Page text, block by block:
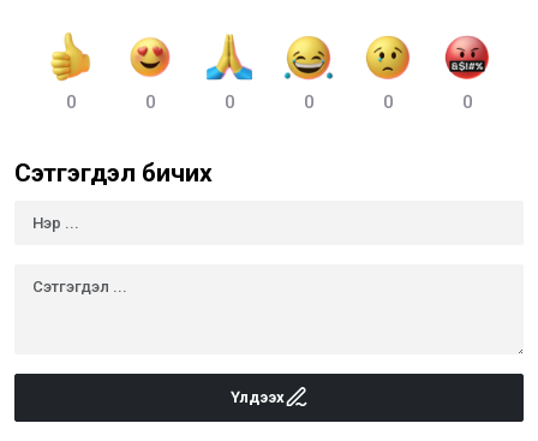
0 0 0 0 0 0
Сэтгэгдэл бичих
Үлдээх